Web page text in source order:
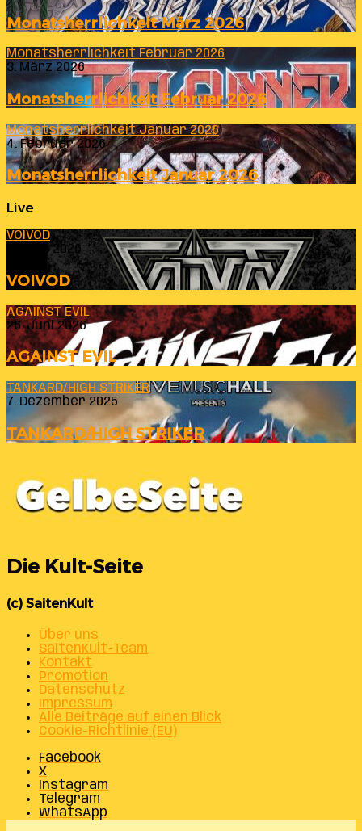
Monatsherrlichkeit März 2026
Monatsherrlichkeit Februar 2026
3. März 2026
Monatsherrlichkeit Februar 2026
Monatsherrlichkeit Januar 2026
4. Februar 2026
Monatsherrlichkeit Januar 2026
Live
VOIVOD
23. Juli 2026
VOIVOD
AGAINST EVIL
26. Juni 2026
AGAINST EVIL
TANKARD/HIGH STRIKER
7. Dezember 2025
TANKARD/HIGH STRIKER
Die Kult-Seite
(c) SaitenKult
Über uns
SaitenKult-Team
Kontakt
Promotion
Datenschutz
Impressum
Alle Beiträge auf einen Blick
Cookie-Richtlinie (EU)
Facebook
X
Instagram
Telegram
WhatsApp